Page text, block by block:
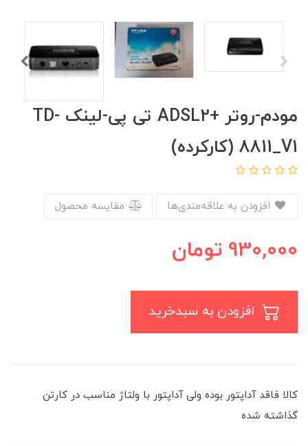
مودم-روتر +ADSL2 تی پی-لینک TD-
8811_V1 (کارکرده)
مقایسه محصول
930,000 تومان
کالا فاقد آداپتور بوده ولی آداپتور با ولتاژ مناسب در کارتن
گذاشته شده